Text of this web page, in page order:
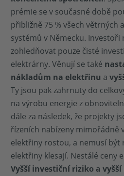
prémie se v současné době
přibližně 75 % všech větrných
systémů v Německu. Investoři
zohledňovat pouze čisté
elektrárny. Věnují se také
nákladům na elektřinu a
Ty jsou pak zahrnuty do
na výrobu energie z
dále za následek, že projekty
řízeních nabízeny mimořádně
elektřiny rostou, a nemusí být
elektřiny klesají. Nestálé ceny
Vyšší investiční riziko a